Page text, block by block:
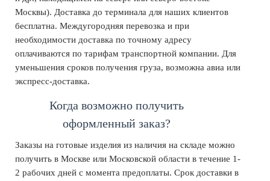
Москвы). Доставка до терминала для наших клиентов
бесплатна. Междугородняя перевозка и при
необходимости доставка по точному адресу
оплачиваются по тарифам транспортной компании. Для
уменьшения сроков получения груза, возможна авиа или
экспресс-доставка.
Когда возможно получить
оформленный заказ?
Заказы на готовые изделия из наличия на складе можно
получить в Москве или Московской области в течение 1-
2 рабочих дней с момента предоплаты. Срок доставки в